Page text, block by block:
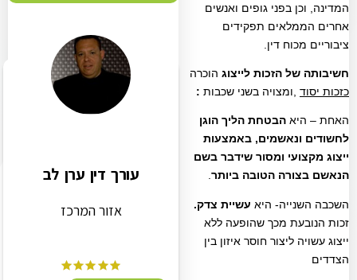
המדינה, וכן בפני גופים ואנשים
אחרים הממלאים תפקידים
ציבוריים מכוח דין.
חשיבותה של הזכות לייצוגהוכרה
כזכות יסוד,ומצויה בשני שכבות:
האחת – היאהבטחת הליך הוגן
לחשודים ונאשמים, באמצעות
ייצוג מקצועי ומסור שידבר בשם
הנאשם בצורה הטובה ביותר.
השכבה השנייה- היאעשיית צדק.
זכות הנובעת מכך שהופעה ללא
ייצוג עשויה ליצור חוסר איזון בין
הצדדים
עורך דין ערן לב
אזור המרכז